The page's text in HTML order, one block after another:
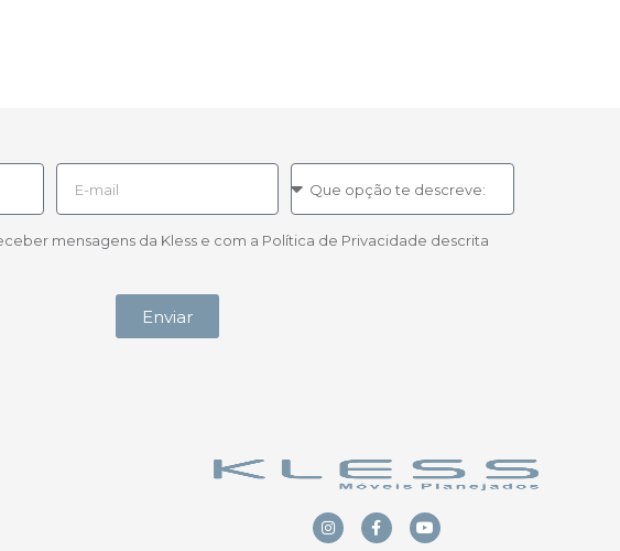
mensagens da Kless e com a Política de Privacidade descrita
Enviar